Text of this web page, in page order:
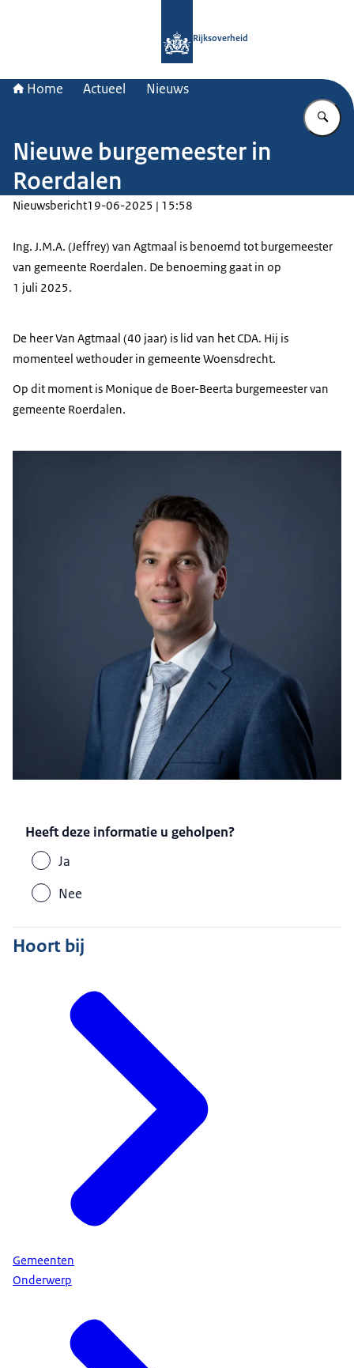
Rijksoverheid
Home Actueel Nieuws
Nieuwe burgemeester in
Roerdalen
Nieuwsbericht19-06-2025 | 15:58
Ing. J.M.A. (Jeffrey) van Agtmaal is benoemd tot burgemeester
van gemeente Roerdalen. De benoeming gaat in op
1 juli 2025.
De heer Van Agtmaal (40 jaar) is lid van het CDA. Hij is
momenteel wethouder in gemeente Woensdrecht.
Op dit moment is Monique de Boer-Beerta burgemeester van
gemeente Roerdalen.
Heeft deze informatie u geholpen?
Ja
Nee
Hoort bij
Gemeenten
Onderwerp